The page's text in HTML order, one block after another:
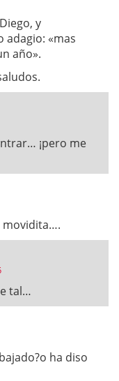
y
adagio: «mas
año».
¡pero me
movidita….
tal…
ha diso